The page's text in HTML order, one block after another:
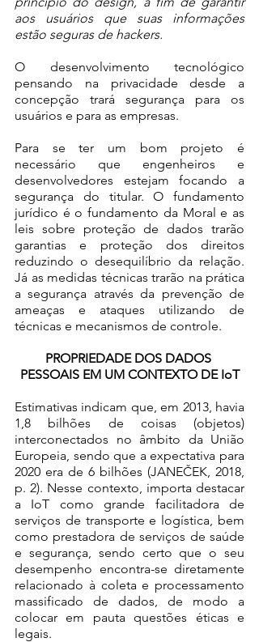
aos usuários que suas informações
estão seguras de hackers.
O desenvolvimento tecnológico
pensando na privacidade desde a
concepção trará segurança para os
usuários e para as empresas.
Para se ter um bom projeto é
necessário que engenheiros e
desenvolvedores estejam focando a
segurança do titular. O fundamento
jurídico é o fundamento da Moral e as
leis sobre proteção de dados trarão
garantias e proteção dos direitos
reduzindo o desequilíbrio da relação.
Já as medidas técnicas trarão na prática
a segurança através da prevenção de
ameaças e ataques utilizando de
técnicas e mecanismos de controle.
PROPRIEDADE DOS DADOS
PESSOAIS EM UM CONTEXTO DE IoT
Estimativas indicam que, em 2013, havia
1,8 bilhões de coisas (objetos)
interconectados no âmbito da União
Europeia, sendo que a expectativa para
2020 era de 6 bilhões (JANEČEK, 2018,
p. 2). Nesse contexto, importa destacar
a IoT como grande facilitadora de
serviços de transporte e logística, bem
como prestadora de serviços de saúde
e segurança, sendo certo que o seu
desempenho encontra-se diretamente
relacionado à coleta e processamento
massificado de dados, de modo a
colocar em pauta questões éticas e
legais.